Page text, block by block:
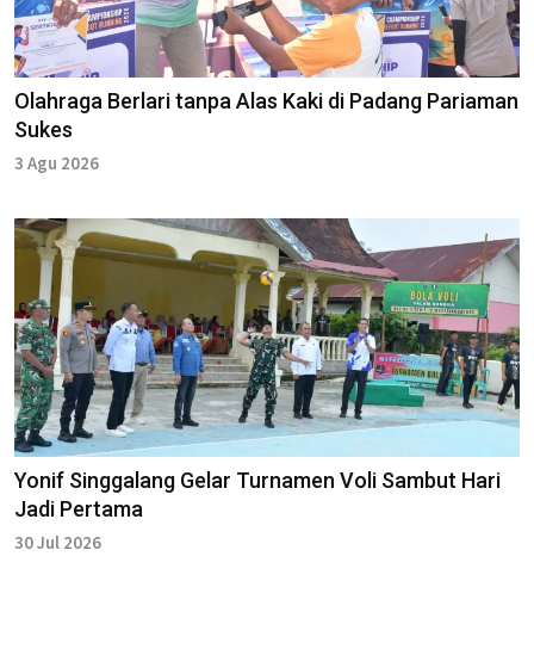
Olahraga Berlari tanpa Alas Kaki di Padang Pariaman
Sukes
3 Agu 2026
Yonif Singgalang Gelar Turnamen Voli Sambut Hari
Jadi Pertama
30 Jul 2026